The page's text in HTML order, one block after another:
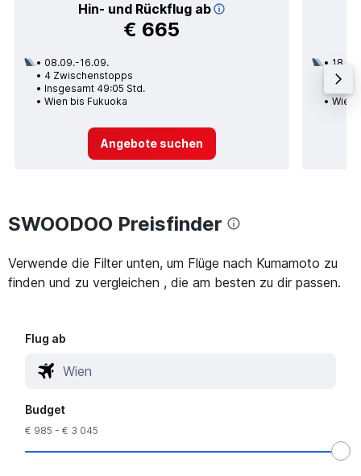
Hin- und Rückflug ab
€ 665
08.09.-16.09.
4 Zwischenstopps
Insgesamt 49:05 Std.
Wien bis Fukuoka
Angebote suchen
18.08.
3
Wien
SWOODOO Preisfinder
Verwende die Filter unten, um Flüge nach Kumamoto zu
finden und zu vergleichen , die am besten zu dir passen.
Flug ab
Budget
€ 985 - € 3 045